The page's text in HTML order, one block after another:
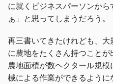
に就くビジネスパーソンか
ぁ」と思ってしまうだろう。
再三書いてきたけれども、
に農地をたくさん持つこと
農地面積が数ヘクタール規
械による作業ができるよう